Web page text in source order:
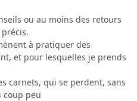
ou au moins des retours
à pratiquer des
et pour lesquelles je prends
carnets, qui se perdent, sans
coup peu